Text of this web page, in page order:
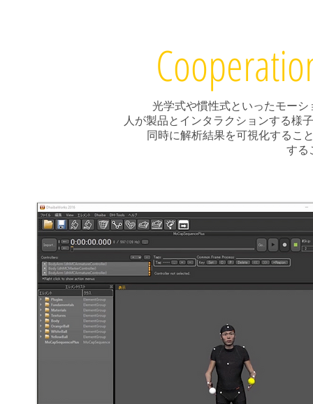
光学式や慣性式といったモー
人が製品とインタラクションする様
同時に解析結果を可視化するこ
する